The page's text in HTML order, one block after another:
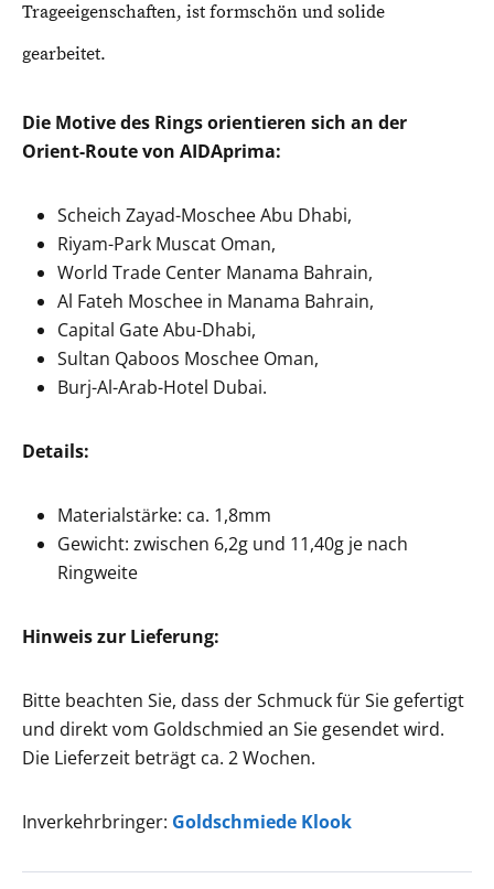
Trageeigenschaften, ist formschön und solide
gearbeitet.
Die Motive des Rings orientieren sich an der
Orient-Route von AIDAprima:
Scheich Zayad-Moschee Abu Dhabi,
Riyam-Park Muscat Oman,
World Trade Center Manama Bahrain,
Al Fateh Moschee in Manama Bahrain,
Capital Gate Abu-Dhabi,
Sultan Qaboos Moschee Oman,
Burj-Al-Arab-Hotel Dubai.
Details:
Materialstärke: ca. 1,8mm
Gewicht: zwischen 6,2g und 11,40g je nach
Ringweite
Hinweis zur Lieferung:
Bitte beachten Sie, dass der Schmuck für Sie gefertigt
und direkt vom Goldschmied an Sie gesendet wird.
Die Lieferzeit beträgt ca. 2 Wochen.
Inverkehrbringer: Goldschmiede Klook